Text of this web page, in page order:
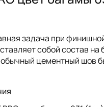
задача при
собой состав
цементный шов